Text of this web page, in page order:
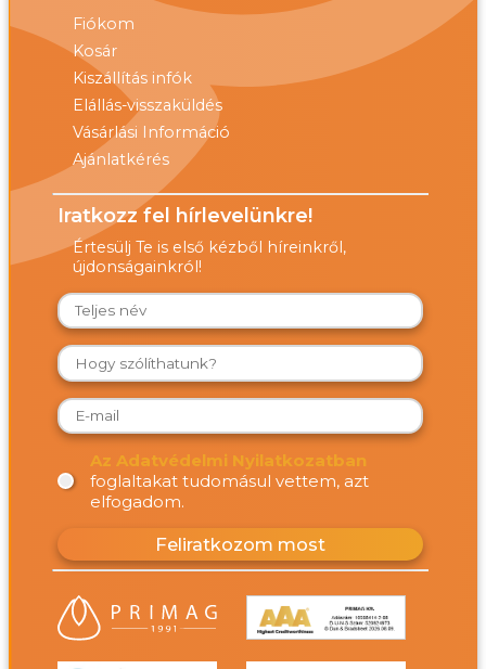
Fiókom
Kosár
Kiszállítás infók
Elállás-visszaküldés
Vásárlási Információ
Ajánlatkérés
Iratkozz fel hírlevelünkre!
Értesülj Te is első kézből híreinkről,
újdonságainkról!
Az Adatvédelmi Nyilatkozatban
foglaltakat tudomásul vettem, azt
elfogadom.
Feliratkozom most